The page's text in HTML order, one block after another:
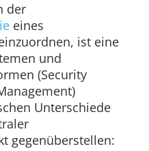
der
eines
ist eine
und
(Security
Unterschiede
gegenüberstellen: